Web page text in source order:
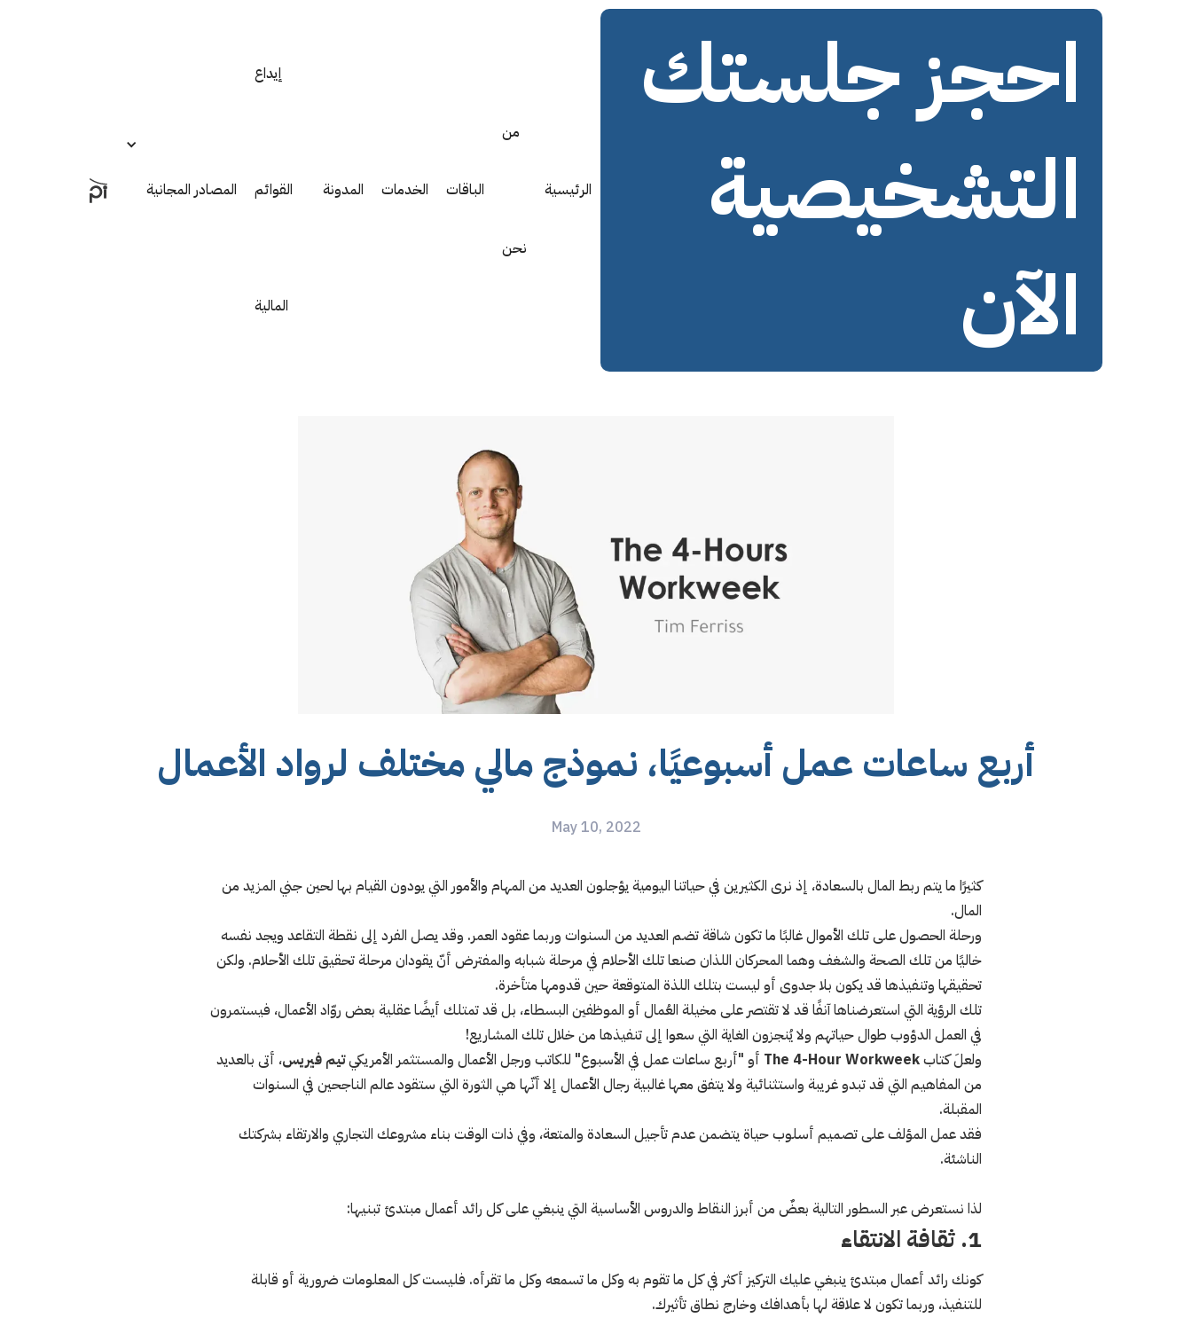
المصادر المجانية
إيداع
القوائم
المالية
المدونة الخدمات الباقات
من
نحن
الرئيسية
احجز جلستك
التشخيصية
الآن
أربع ساعات عمل أسبوعيًا، نموذج مالي مختلف لرواد الأعمال
May 10, 2022
كثيرًا ما يتم ربط المال بالسعادة، إذ نرى الكثيرين في حياتنا اليومية يؤجلون العديد من المهام والأمور التي يودون القيام بها لحين جني المزيد من
المال.
ورحلة الحصول على تلك الأموال غالبًا ما تكون شاقة تضم العديد من السنوات وربما عقود العمر. وقد يصل الفرد إلى نقطة التقاعد ويجد نفسه
خاليًا من تلك الصحة والشغف وهما المحركان اللذان صنعا تلك الأحلام في مرحلة شبابه والمفترض أنّ يقودان مرحلة تحقيق تلك الأحلام. ولكن
تحقيقها وتنفيذها قد يكون بلا جدوى أو ليست بتلك اللذة المتوقعة حين قدومها متأخرة.
تلك الرؤية التي استعرضناها آنفًا قد لا تقتصر على مخيلة العُمال أو الموظفين البسطاء، بل قد تمتلك أيضًا عقلية بعض روّاد الأعمال، فيستمرون
في العمل الدؤوب طوال حياتهم ولا يُنجزون الغاية التي سعوا إلى تنفيذها من خلال تلك المشاريع!
ولعلَ كتابThe 4-Hour Workweek أو "أربع ساعات عمل في الأسبوع" للكاتب ورجل الأعمال والمستثمر الأمريكيتيم فيريس، أتى بالعديد
من المفاهيم التي قد تبدو غريبة واستثنائية ولا يتفق معها غالبية رجال الأعمال إلا أنّها هي الثورة التي ستقود عالم الناجحين في السنوات
المقبلة.
فقد عمل المؤلف على تصميم أسلوب حياة يتضمن عدم تأجيل السعادة والمتعة، وفي ذات الوقت بناء مشروعك التجاري والارتقاء بشركتك
الناشئة.
لذا نستعرض عبر السطور التالية بعضٌ من أبرز النقاط والدروس الأساسية التي ينبغي على كل رائد أعمال مبتدئ تبنيها:
1. ثقافة الانتقاء
كونك رائد أعمال مبتدئ ينبغي عليك التركيز أكثر في كل ما تقوم به وكل ما تسمعه وكل ما تقرأه. فليست كل المعلومات ضرورية أو قابلة
للتنفيذ، وربما تكون لا علاقة لها بأهدافك وخارج نطاق تأثيرك.